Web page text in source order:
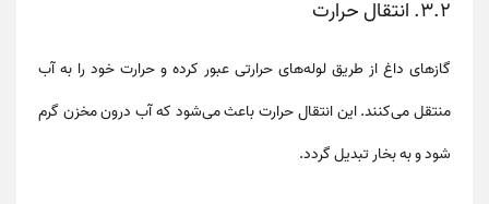
۳.۲. انتقال حرارت
گازهای داغ از طریق لوله‌های حرارتی عبور کرده و حرارت خود را به آب
منتقل می‌کنند. این انتقال حرارت باعث می‌شود که آب درون مخزن گرم
شود و به بخار تبدیل گردد.